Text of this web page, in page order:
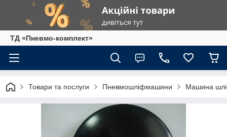
ТД «Пневмо-комплект»
Товари та послуги Пневмошліфмашини Машина